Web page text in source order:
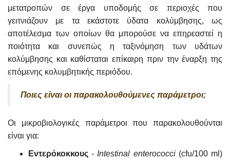
μετατροπών σε έργα υποδομής σε περιοχές που
γειτνιάζουν με τα εκάστοτε ύδατα κολύμβησης, ως
αποτέλεσμα των οποίων θα μπορούσε να επηρεαστεί η
ποιότητα και συνεπώς η ταξινόμηση των υδάτων
κολύμβησης και καθίσταται επίκαιρη πριν την έναρξη της
επόμενης κολυμβητικής περιόδου.
Ποιες είναι οι παρακολουθούμενες παράμετροι;
Οι μικροβιολογικές παράμετροι που παρακολουθούνται
είναι για:
Εντερόκοκκους - Intestinal enterococci(cfu/100 ml)